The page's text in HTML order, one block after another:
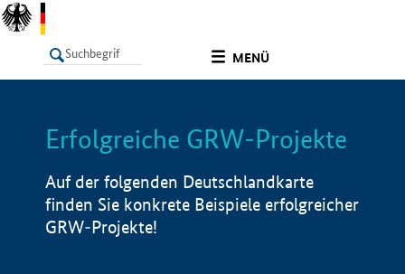
MENÜ
LISTE Info
Erfolgreiche GRW-Projekte
Auf der folgenden Deutschlandkarte
finden Sie konkrete Beispiele erfolgreicher
GRW-Projekte!